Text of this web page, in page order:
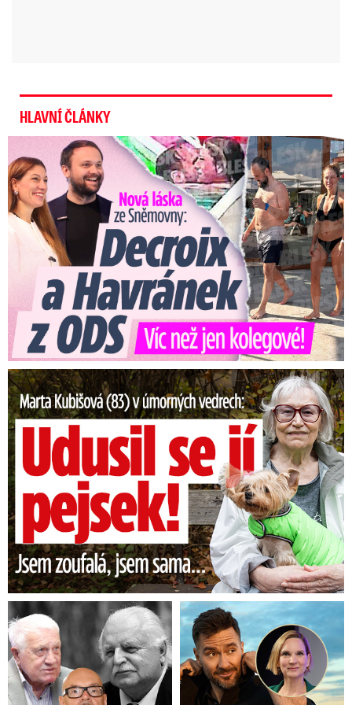
HLAVNÍ ČLÁNKY
Nová láska ve Sněmovně: Decroix s mladým kolegou z ODS
Marta Kubišová (83) v úmorných vedrech: Udusil se jí pejsek!